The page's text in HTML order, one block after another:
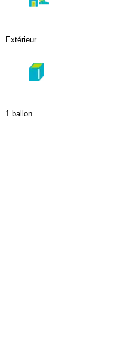
Extérieur
1 ballon